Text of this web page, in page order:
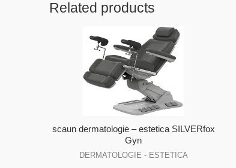
Related products
scaun dermatologie – estetica SILVERfox
Gyn
DERMATOLOGIE - ESTETICA